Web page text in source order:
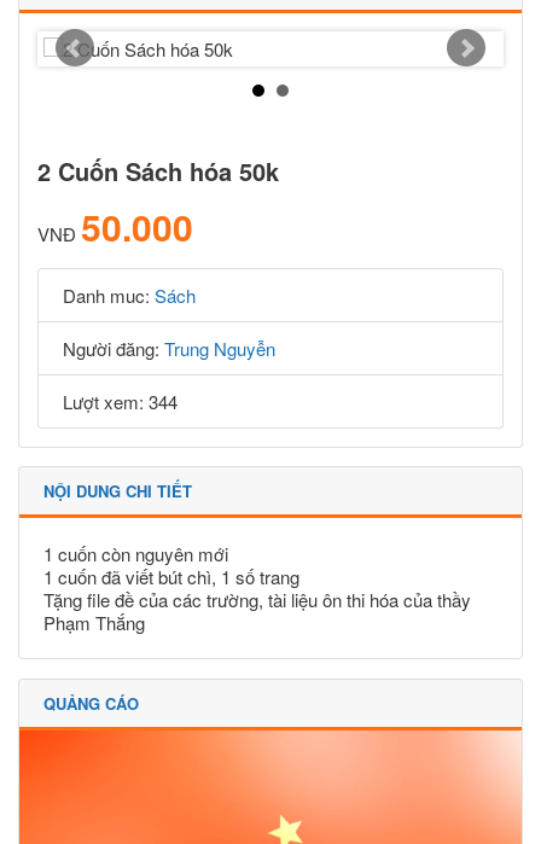
2 Cuốn Sách hóa 50k
VNĐ 50.000
Danh muc: Sách
Người đăng: Trung Nguyễn
Lượt xem: 344
NỘI DUNG CHI TIẾT
1 cuốn còn nguyên mới
1 cuốn đã viết bút chì, 1 số trang
Tặng file đề của các trường, tài liệu ôn thi hóa của thầy
Phạm Thắng
QUẢNG CÁO